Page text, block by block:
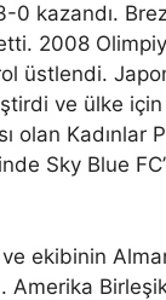
2008
üstlendi.
ve ülke
olan
Sky Blue
ve ekibinin